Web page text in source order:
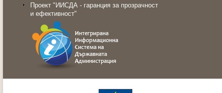
Проект "ИИСДА - гаранция за прозрачност
и ефективност"